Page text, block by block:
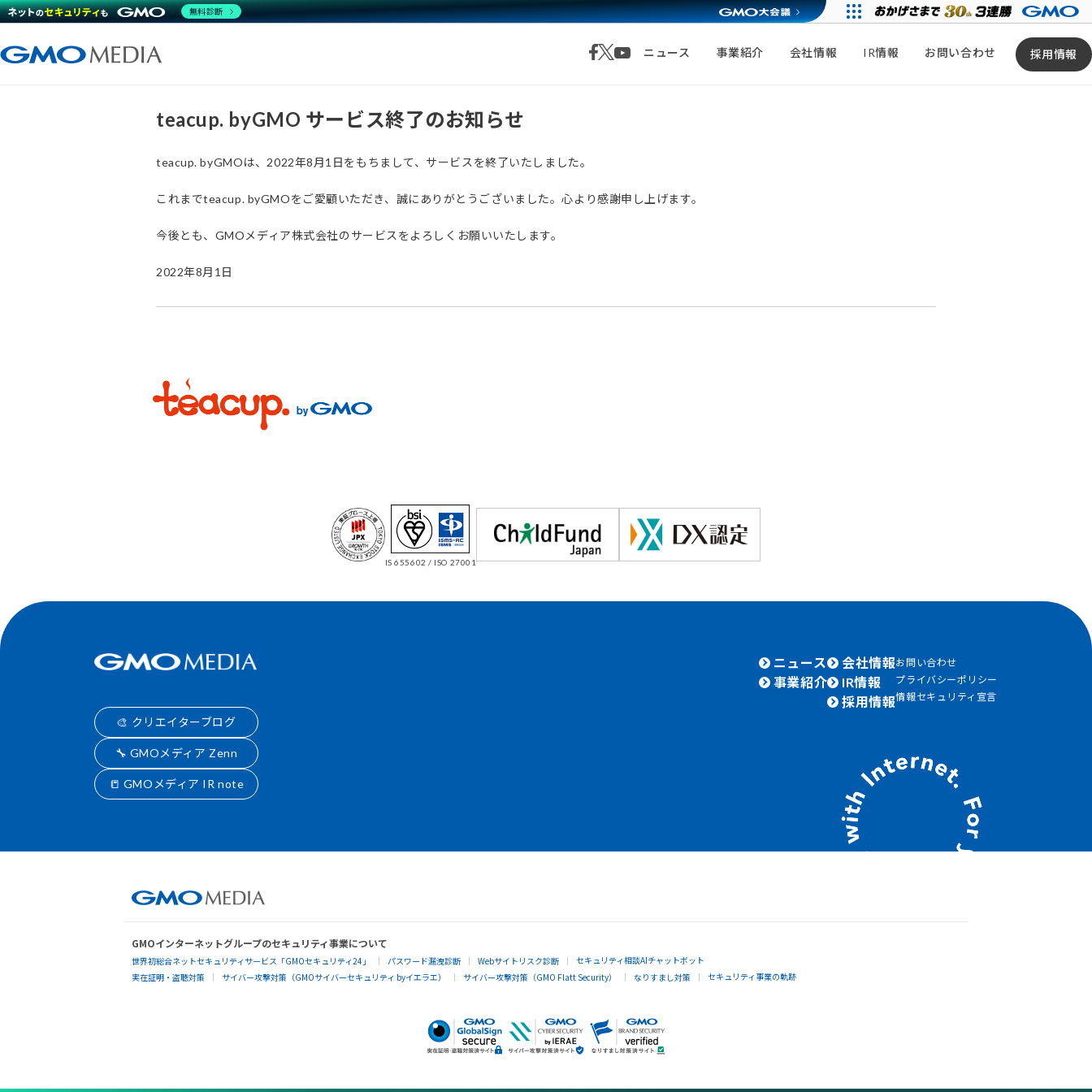
ニュース 事業紹介 会社情報 IR情報 お問い合わせ 採用情報
teacup. byGMO サービス終了のお知らせ
teacup. byGMOは、2022年8月1日をもちまして、サービスを終了いたしました。
これまでteacup. byGMOをご愛顧いただき、誠にありがとうございました。心より感謝申し上げます。
今後とも、GMOメディア株式会社のサービスをよろしくお願いいたします。
2022年8月1日
IS 655602 / ISO 27001
🎨 クリエイターブログ
🔧 GMOメディア Zenn
📒 GMOメディア IR note
ニュース
事業紹介
会社情報
IR情報
採用情報
お問い合わせ
プライバシーポリシー
情報セキュリティ宣言
GMOインターネットグループのセキュリティ事業について
世界初総合ネットセキュリティサービス「GMOセキュリティ24」 パスワード漏洩診断 Webサイトリスク診断
セキュリティ相談AIチャットボット
実在証明・盗聴対策
サイバー攻撃対策（GMOサイバーセキュリティ byイエラエ） サイバー攻撃対策（GMO Flatt Security） なりすまし対策 セキュリティ事業の軌跡
無料診断